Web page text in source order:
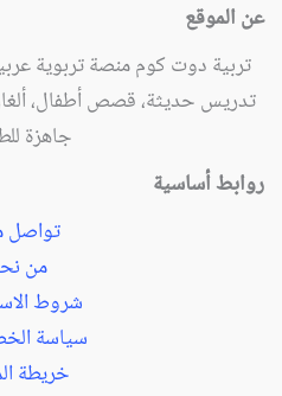
عن الموقع
تربية دوت كوم منصة تربوية
تدريس حديثة، قصص أطفال،
جاهزة
روابط أساسية
تواصل
من
شروط
سياسة
خريطة